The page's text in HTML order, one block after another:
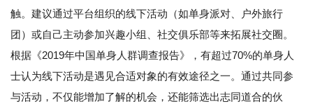
触。建议通过平台组织的线下活动（如单身派对、户外旅行
团）或自己主动参加兴趣小组、社交俱乐部等来拓展社交圈。
根据《2019年中国单身人群调查报告》，有超过70%的单身人
士认为线下活动是遇见合适对象的有效途径之一。通过共同参
与活动，不仅能增加了解的机会，还能筛选出志同道合的伙